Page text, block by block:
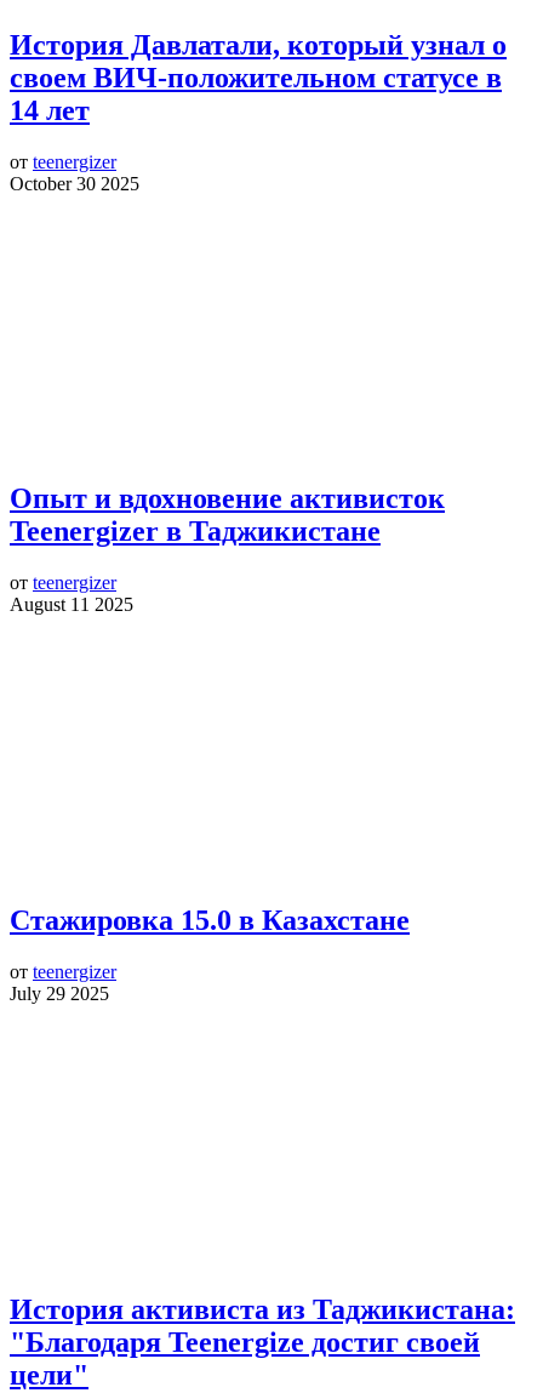
История Давлатали, который узнал о
своем ВИЧ-положительном статусе в
14 лет
от teenergizer
October 30 2025
Опыт и вдохновение активисток
Teenergizer в Таджикистане
от teenergizer
August 11 2025
Стажировка 15.0 в Казахстане
от teenergizer
July 29 2025
История активиста из Таджикистана:
"Благодаря Teenergize достиг своей
цели"